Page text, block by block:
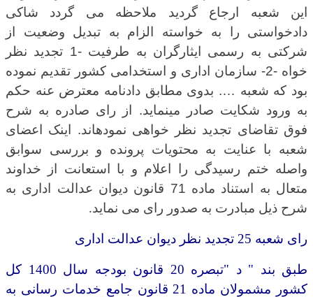
این شعبه ارجاع گردید ملاحظه می گردد شاکی
دادخواستی را به خواسته الزام به تبدیل وضعیت از
شرکتی به رسمی ایثارگران به طرفیت -1 تجدید نظر
خواه -2- سازمان اداری و استخدامی کشور تقدیم نموده
بود که شعبه …. بدوی مطابق دادنامه معترض عنه حکم
به ورود شکایت صادر مینماید. از رای صادره به شرح
فوق تقاضای تجدید نظر خواهی نمودهاند. اینک اعضای
شعبه با عنایت به محتویات پرونده و بررسی سوابق
واصله ختم رسیدگی را اعلام و با استعانت از خداوند
متعال به استناد ماده 71 قانون دیوان عدالت اداری به
شرح ذیل مبادرت به صدور رای می نماید.
رای شعبه 25 تجدید نظر دیوان عدالت اداری
طبق بند " د "تبصره 20 قانون بودجه سال 1400 کل
کشور مشمولان ماده 21
قانون جامع خدمات رسانی به